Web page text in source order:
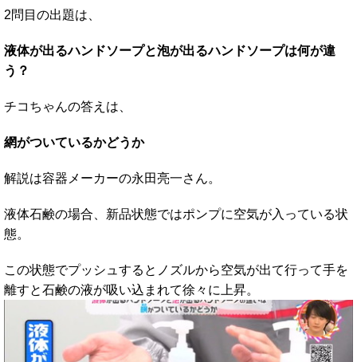
2問目の出題は、
液体が出るハンドソープと泡が出るハンドソープは何が違
う？
チコちゃんの答えは、
網がついているかどうか
解説は容器メーカーの永田亮一さん。
液体石鹸の場合、新品状態ではポンプに空気が入っている状
態。
この状態でプッシュするとノズルから空気が出て行って手を
離すと石鹸の液が吸い込まれて徐々に上昇。